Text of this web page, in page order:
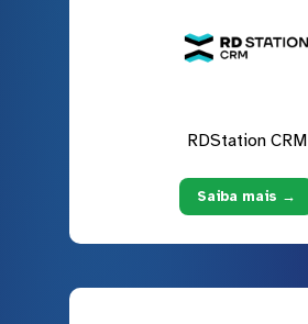
RDStation CRM
Saiba mais →